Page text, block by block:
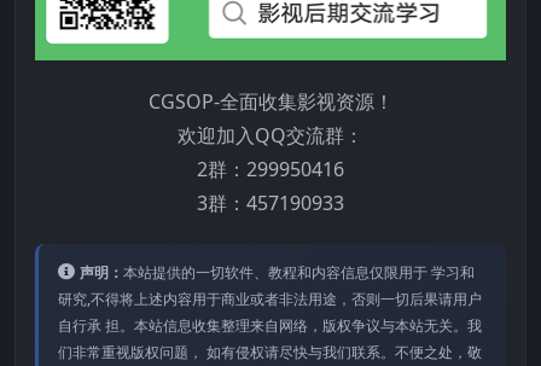
CGSOP-全面收集影视资源！
欢迎加入QQ交流群：
2群：299950416
3群：457190933
声明： 本站提供的⼀切软件、教程和内容信息仅限⽤于 学习和
研究,不得将上述内容⽤于商业或者⾮法⽤途，否则⼀切后果请⽤户
⾃⾏承 担。本站信息收集整理来⾃⽹络，版权争议与本站⽆关。我
们⾮常重视版权问题， 如有侵权请尽快与我们联系。不便之处，敬